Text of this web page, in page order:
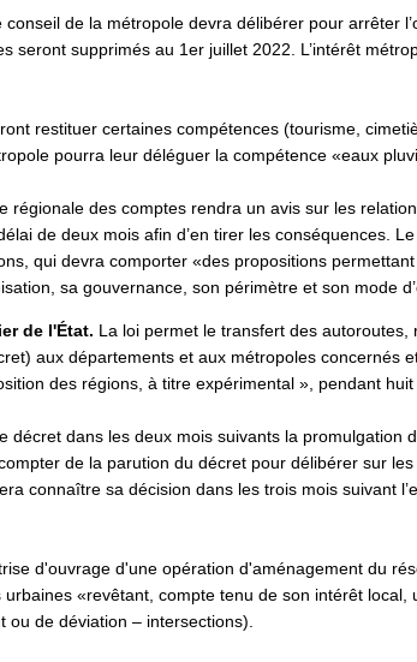
conseil de la métropole devra délibérer pour arrêter
seront supprimés au 1er juillet 2022. L’intérêt
restituer certaines compétences (tourisme,
pourra leur déléguer la compétence «eaux
régionale des comptes rendra un avis sur les
de deux mois afin d’en tirer les conséquences.
qui devra comporter «des propositions
sa gouvernance, son périmètre et son mode
de l'État. La loi permet le transfert des
aux départements et aux métropoles concernés
des régions, à titre expérimental », pendant
décret dans les deux mois suivants la
de la parution du décret pour délibérer sur
connaître sa décision dans les trois mois suivant
d'ouvrage d'une opération d'aménagement du
«revêtant, compte tenu de son intérêt
de déviation – intersections).